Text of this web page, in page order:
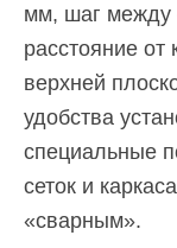
мм, шаг между
расстояние от
верхней
удобства
специальные
сеток и
«сварным».